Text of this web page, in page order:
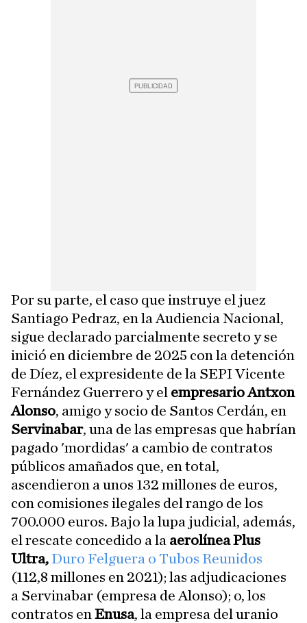
Por su parte, el caso que instruye el juez
Santiago Pedraz, en la Audiencia Nacional,
sigue declarado parcialmente secreto y se
inició en diciembre de 2025 con la detención
de Díez, el expresidente de la SEPI Vicente
Fernández Guerrero y el empresario Antxon
Alonso, amigo y socio de Santos Cerdán, en
Servinabar, una de las empresas que habrían
pagado 'mordidas' a cambio de contratos
públicos amañados que, en total,
ascendieron a unos 132 millones de euros,
con comisiones ilegales del rango de los
700.000 euros. Bajo la lupa judicial, además,
el rescate concedido a la aerolínea Plus
Ultra,Duro Felguera o Tubos Reunidos
(112,8 millones en 2021); las adjudicaciones
a Servinabar (empresa de Alonso); o, los
contratos en Enusa, la empresa del uranio